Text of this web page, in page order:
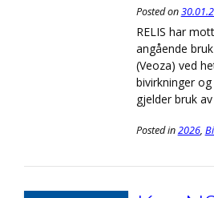
Posted on
RELIS har
angående
(Veoza) ved
bivirkninger
gjelder bruk
Posted in2026,